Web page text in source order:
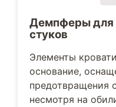
Демпферы для
стуков
Элементы
основание,
предотвращения
несмотря на